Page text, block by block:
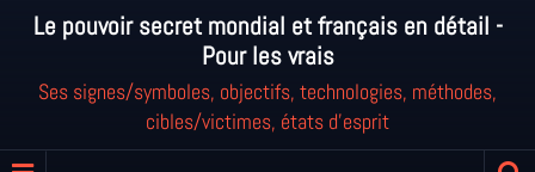
Le pouvoir secret mondial et français en détail -
Pour les vrais
Ses signes/symboles, objectifs, technologies, méthodes,
cibles/victimes, états d'esprit